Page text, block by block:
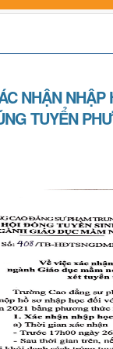
NHẬN
TUYỂN